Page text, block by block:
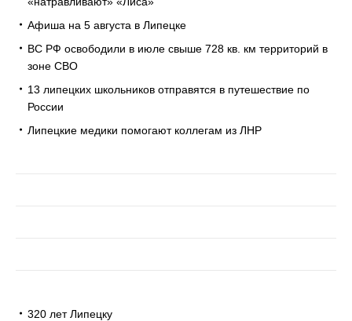
Афиша на 5 августа в Липецке
ВС РФ освободили в июле свыше 728 кв. км территорий в
зоне СВО
13 липецких школьников отправятся в путешествие по
России
Липецкие медики помогают коллегам из ЛНР
320 лет Липецку